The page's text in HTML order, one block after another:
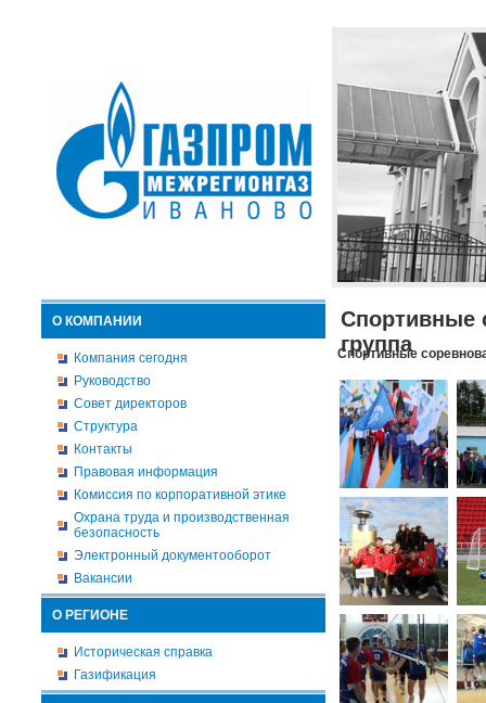
О КОМПАНИИ
Компания сегодня
Руководство
Совет директоров
Структура
Контакты
Правовая информация
Комиссия по корпоративной этике
Охрана труда и производственная
безопасность
Электронный документооборот
Вакансии
О РЕГИОНЕ
Историческая справка
Газификация
Спортивные
группа
Спортивные